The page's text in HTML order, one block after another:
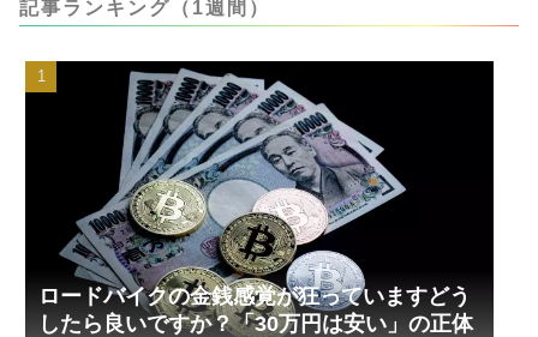
記事ランキング（1週間）
ロードバイクの金銭感覚が狂っていますどう
したら良いですか？「30万円は安い」の正体